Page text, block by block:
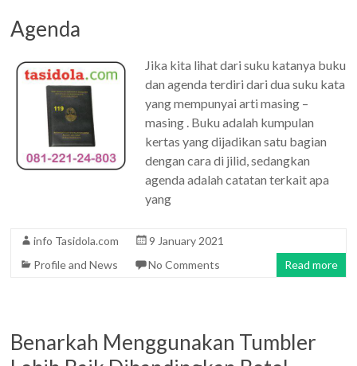
Agenda
Jika kita lihat dari suku katanya buku
dan agenda terdiri dari dua suku kata
yang mempunyai arti masing –
masing . Buku adalah kumpulan
kertas yang dijadikan satu bagian
dengan cara di jilid, sedangkan
agenda adalah catatan terkait apa
yang
info Tasidola.com
9 January 2021
Profile and News
No Comments Read more
Benarkah Menggunakan Tumbler